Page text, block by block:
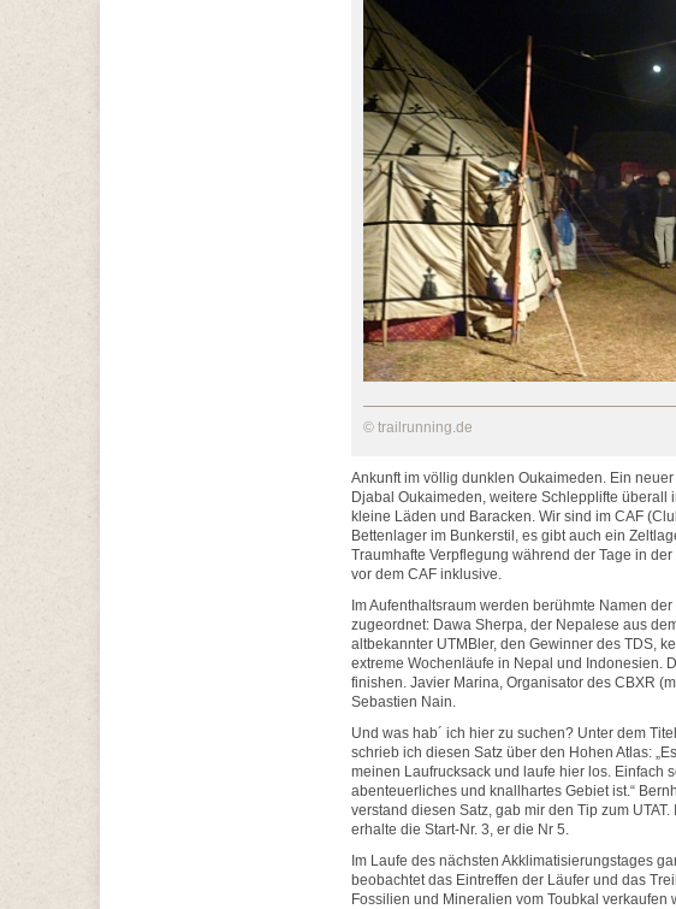
© trailrunning.de
Ankunft im völlig dunklen Oukaimeden. Ein
Djabal Oukaimeden, weitere Schlepplifte überall
kleine Läden und Baracken. Wir sind im CAF
Bettenlager im Bunkerstil, es gibt auch ein
Traumhafte Verpflegung während der Tage in
vor dem CAF inklusive.
Im Aufenthaltsraum werden berühmte Namen
zugeordnet: Dawa Sherpa, der Nepalese aus
altbekannter UTMBler, den Gewinner des TDS,
extreme Wochenläufe in Nepal und Indonesien.
finishen. Javier Marina, Organisator des CBXR
Sebastien Nain.
Und was hab´ ich hier zu suchen? Unter dem
schrieb ich diesen Satz über den Hohen Atlas:
meinen Laufrucksack und laufe hier los. Einfach
abenteuerliches und knallhartes Gebiet ist.“
verstand diesen Satz, gab mir den Tip zum
erhalte die Start-Nr. 3, er die Nr 5.
Im Laufe des nächsten Akklimatisierungstages
beobachtet das Eintreffen der Läufer und das
Fossilien und Mineralien vom Toubkal